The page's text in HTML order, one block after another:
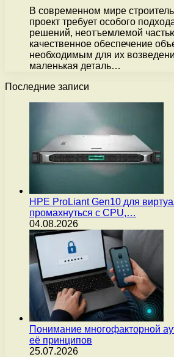
В современном мире
проект требует особого
решений, неотъемлемой
качественное обеспечение
необходимым для их
маленькая деталь…
Последние записи
HPE ProLiant Gen10 для
промахнуться с CPU,…
04.08.2026
Понимание многофакторной
её принципов
25.07.2026